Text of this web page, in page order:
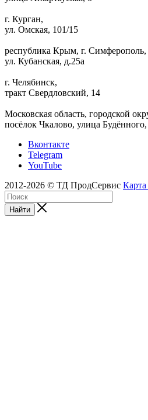
г. Курган,
ул. Омская, 101/15
республика Крым, г. Симферополь,
ул. Кубанская, д.25а
г. Челябинск,
тракт Свердловский, 14
Московская область, городской
посёлок Чкалово, улица
Вконтакте
Telegram
YouTube
2012-2026 © ТД ПродСервис Карта
Найти